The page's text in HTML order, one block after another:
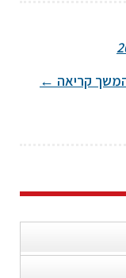
קריאה ←